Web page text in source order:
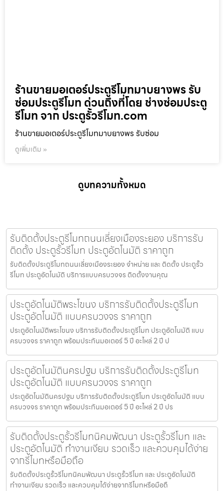
ร้านขายมอเตอร์ประตูรีโมทมาบยางพร รับ
ซ่อมประตูรีโมท ด่วนถึงที่โดย ช่างซ่อมประตู
รีโมท จาก ประตูรั้วรีโมท.com
ร้านขายมอเตอร์ประตูรีโมทมาบยางพร รับซ่อม
ดูเพิ่มเติม »
ดูบทความทั้งหมด
รับติดตั้งประตูรีโมทถนนเลี่ยงเมืองระยอง บริการรับ
ติดตั้ง ประตูรั้วรีโมท ประตูอัตโนมัติ ราคาถูก
รับติดตั้งประตูรีโมทถนนเลี่ยงเมืองระยอง จำหน่าย และ ติดตั้ง ประตูรั้ว
รีโมท ประตูอัตโนมัติ บริการแบบครบวงจร ติดตั้งงานคุณ
ประตูอัตโนมัติพระโขนง บริการรับติดตั้งประตูรีโมท
ประตูอัตโนมัติ แบบครบวงจร ราคาถูก
ประตูอัตโนมัติพระโขนง บริการรับติดตั้งประตูรีโมท ประตูอัตโนมัติ แบบ
ครบวงจร ราคาถูก พร้อมประกันมอเตอร์ 5 ปี อะไหล่ 2 ปี ป
ประตูอัตโนมัตินครปฐม บริการรับติดตั้งประตูรีโมท
ประตูอัตโนมัติ แบบครบวงจร ราคาถูก
ประตูอัตโนมัตินครปฐม บริการรับติดตั้งประตูรีโมท ประตูอัตโนมัติ แบบ
ครบวงจร ราคาถูก พร้อมประกันมอเตอร์ 5 ปี อะไหล่ 2 ปี ปร
รับติดตั้งประตูรั้วรีโมทนิคมพัฒนา ประตูรั้วรีโมท และ
ประตูอัตโนมัติ ทำงานเงียบ รวดเร็ว และควบคุมได้ง่าย
จากรีโมทหรือมือถือ
รับติดตั้งประตูรั้วรีโมทนิคมพัฒนา ประตูรั้วรีโมท และ ประตูอัตโนมัติ
ทำงานเงียบ รวดเร็ว และควบคุมได้ง่ายจากรีโมทหรือมือถื